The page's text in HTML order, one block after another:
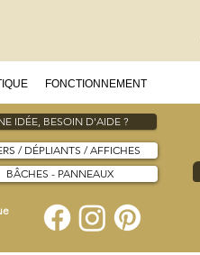
FONCTIONNEMENT
IDÉE, BESOIN D'AIDE ?
/ DÉPLIANTS / AFFICHES
BÂCHES - PANNEAUX